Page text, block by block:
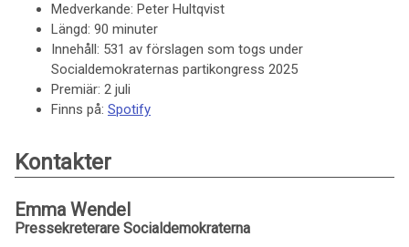
Medverkande: Peter Hultqvist
Längd: 90 minuter
Innehåll: 531 av förslagen som togs under
Socialdemokraternas partikongress 2025
Premiär: 2 juli
Finns på: Spotify
Kontakter
Emma Wendel
Pressekreterare Socialdemokraterna